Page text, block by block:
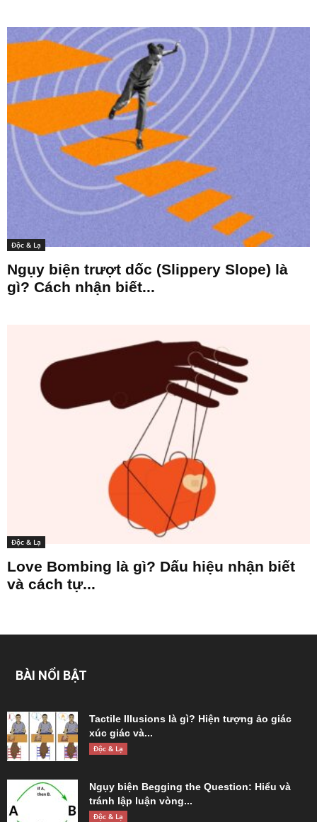
Độc & Lạ
Ngụy biện trượt dốc (Slippery Slope) là
gì? Cách nhận biết...
Độc & Lạ
Love Bombing là gì? Dấu hiệu nhận biết
và cách tự...
BÀI NỔI BẬT
Tactile Illusions là gì? Hiện tượng ảo giác
xúc giác và...
Độc & Lạ
Ngụy biện Begging the Question: Hiểu và
tránh lập luận vòng...
Độc & Lạ